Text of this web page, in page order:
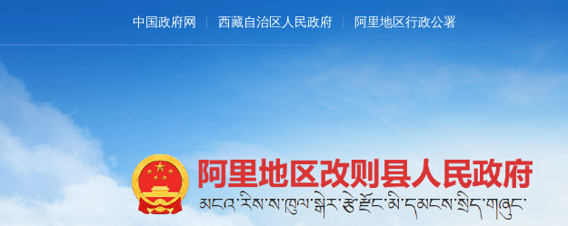
中国政府网 西藏自治区人民政府 阿里地区行政公署